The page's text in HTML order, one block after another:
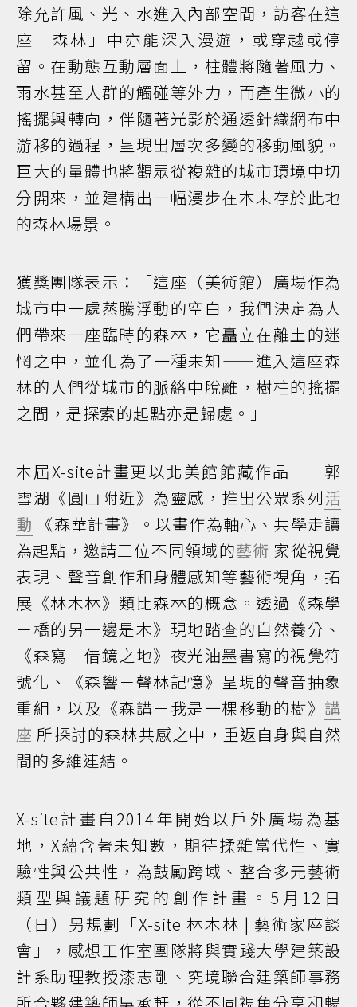
除允許風、光、水進入內部空間，訪客在這
座「森林」中亦能深入漫遊，或穿越或停
留。在動態互動層面上，柱體將隨著風力、
雨水甚至人群的觸碰等外力，而產生微小的
搖擺與轉向，伴隨著光影於通透針織網布中
游移的過程，呈現出層次多變的移動風貌。
巨大的量體也將觀眾從複雜的城市環境中切
分開來，並建構出一幅漫步在本未存於此地
的森林場景。
獲獎團隊表示：「這座（美術館）廣場作為
城市中一處蒸騰浮動的空白，我們決定為人
們帶來一座臨時的森林，它矗立在離土的迷
惘之中，並化為了一種未知——進入這座森
林的人們從城市的脈絡中脫離，樹柱的搖擺
之間，是探索的起點亦是歸處。」
本屆X-site計畫更以北美館館藏作品——郭
雪湖《圓山附近》為靈感，推出公眾系列活
動 《森華計畫》。以畫作為軸心、共學走讀
為起點，邀請三位不同領域的藝術 家從視覺
表現、聲音創作和身體感知等藝術視角，拓
展《林木林》類比森林的概念。透過《森學
－橋的另一邊是木》現地踏查的自然養分、
《森寫－借鏡之地》夜光油墨書寫的視覺符
號化、《森響－聲林記憶》呈現的聲音抽象
重組，以及《森講－我是一棵移動的樹》 講
座 所探討的森林共感之中，重返自身與自然
間的多維連結。
X-site計畫自2014年開始以戶外廣場為基
地，X蘊含著未知數，期待揉雜當代性、實
驗性與公共性，為鼓勵跨域、整合多元藝術
類型與議題研究的創作計畫。5月12日
（日）另規劃「X-site 林木林 | 藝術家座談
會」，感想工作室團隊將與實踐大學建築設
計系助理教授漆志剛、究境聯合建築師事務
所合夥建築師吳承軒，從不同視角分享和暢